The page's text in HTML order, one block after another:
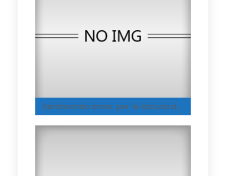
Sembrando amor por la lectura desde la infancia